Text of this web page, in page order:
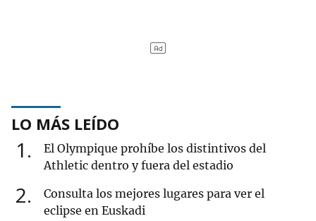
LO MÁS LEÍDO
1
El Olympique prohíbe los distintivos del
Athletic dentro y fuera del estadio
2
Consulta los mejores lugares para ver el
eclipse en Euskadi